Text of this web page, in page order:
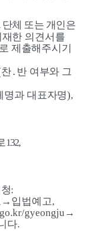
한 의견서를
제출해주시기
찬․ 반 여부와 그
명과 대표자명
132,
:
→ 입법예고
gyeongju →
다.